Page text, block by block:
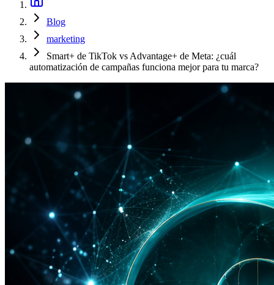
Blog
marketing
Smart+ de TikTok vs Advantage+ de Meta: ¿cuál
automatización de campañas funciona mejor para tu marca?